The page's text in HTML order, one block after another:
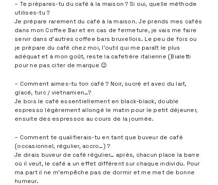
– Te prépares-tu du café à la maison ? Si oui, quelle méthode
utilises-tu ?
Je prépare rarement du café à la maison. Je prends mes cafés
dans mon Coffee Bar et en cas de fermeture, je vais me faire
servir dans d’autres coffee bars bruxellois. Le peu de fois ou
je prépare du café chez moi, l’outil qui me paraît le plus
adéquat et à mon goût, reste la cafetière italienne (Bialetti
pour ne pas citer de marque 😉
– Comment aimes-tu ton café ? Noir, sucré et avec du lait,
glacé, turc / vietnamien…?
Je bois le café essentiellement en black-black, double
espresso légèrement allongé le matin pour le petit déjeuner,
ensuite des espressos au cours de la journée.
– Comment te qualifierais-tu en tant que buveur de café
(occasionnel, régulier, accro…) ?
Je dirais buveur de café régulier… après, chacun place la barre
où il veut, le café a un effet différent sur chaque individu. Pour
ma part il ne m’empêche pas de dormir et me met de bonne
humeur.